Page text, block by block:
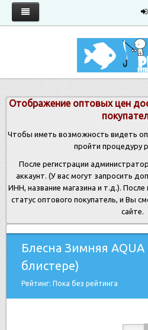
Отображение оптовых цен
Чтобы иметь возможность видеть
пройти процедуру
После регистрации
аккаунт. (У вас могут запросить
ИНН, название магазина и т.д.).
статус оптового покупатель, и Вы
сайте.
Блесна Зимняя
блистере)
Рейтинг: Пока без рейтинга
Запрос прайса
Условия работы
Новости